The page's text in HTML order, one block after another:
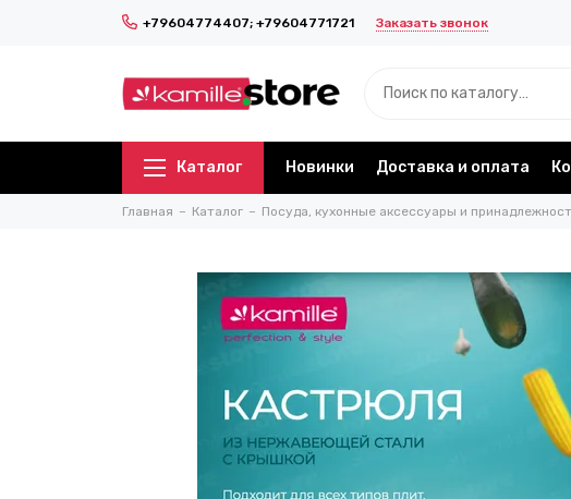
+79604774407; +79604771721 Заказать звонок
Каталог Новинки Доставка и оплата
Главная Каталог Посуда, кухонные аксессуары и